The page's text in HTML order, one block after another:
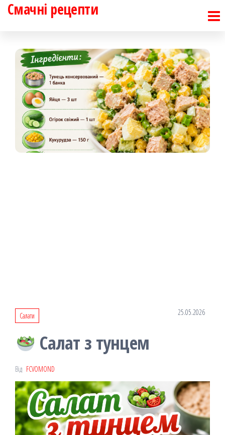
Перейти
Смачні рецепти
Салати 25.05.2026
Салат з тунцем
Від FCVOMOND